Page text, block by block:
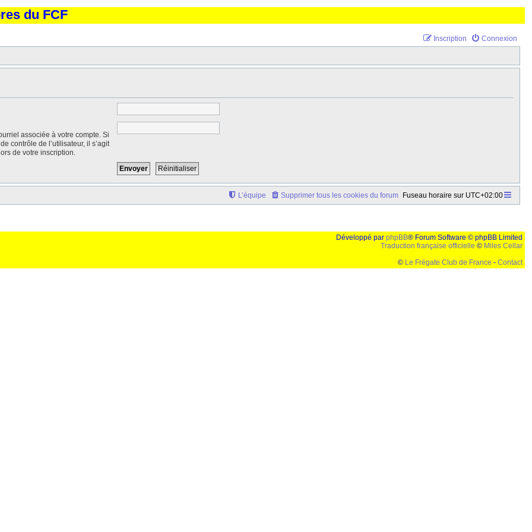
du FCF
Connexion
Inscription
associée à votre compte. Si
contrôle de l’utilisateur, il s’agit
de votre inscription.
Fuseau horaire sur UTC+02:00
Supprimer tous les cookies du forum
L’équipe
Développé par phpBB® Forum Software © phpBB Limited
Traduction française officielle © Miles Cellar
© Le Frégate Club de France - Contact